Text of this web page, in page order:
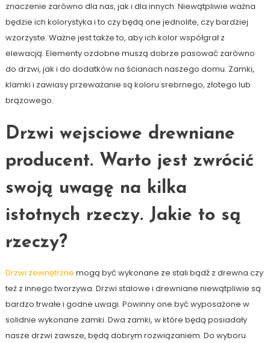
znaczenie zarówno dla nas, jak i dla innych. Niewątpliwie ważna
będzie ich kolorystyka i to czy będą one jednolite, czy bardziej
wzorzyste. Ważne jest także to, aby ich kolor współgrał z
elewacją. Elementy ozdobne muszą dobrze pasować zarówno
do drzwi, jak i do dodatków na ścianach naszego domu. Zamki,
klamki i zawiasy przeważanie są koloru srebrnego, złotego lub
brązowego.
Drzwi wejsciowe drewniane
producent. Warto jest zwrócić
swoją uwagę na kilka
istotnych rzeczy. Jakie to są
rzeczy?
Drzwi zewnętrzne mogą być wykonane ze stali bądź z drewna czy
też z innego tworzywa. Drzwi stalowe i drewniane niewątpliwie są
bardzo trwałe i godne uwagi. Powinny one być wyposażone w
solidnie wykonane zamki. Dwa zamki, w które będą posiadały
nasze drzwi zawsze, będą dobrym rozwiązaniem. Do wyboru